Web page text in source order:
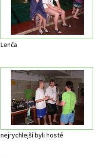
Lenča
nejrychlejší byli hosté